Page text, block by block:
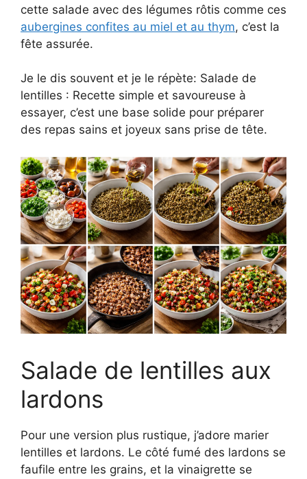
cette salade avec des légumes rôtis comme ces
aubergines confites au miel et au thym, c’est la
fête assurée.
Je le dis souvent et je le répète: Salade de
lentilles : Recette simple et savoureuse à
essayer, c’est une base solide pour préparer
des repas sains et joyeux sans prise de tête.
Salade de lentilles aux
lardons
Pour une version plus rustique, j’adore marier
lentilles et lardons. Le côté fumé des lardons se
faufile entre les grains, et la vinaigrette se